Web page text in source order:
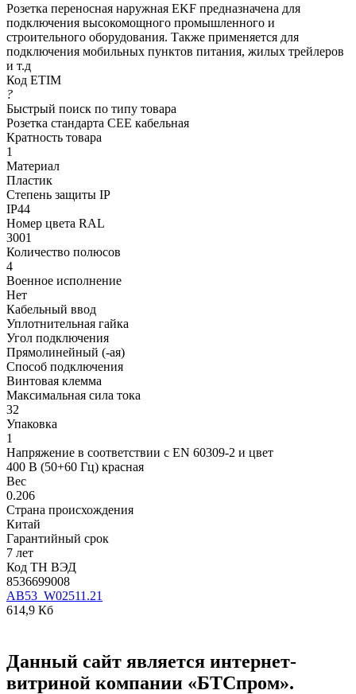
Розетка переносная наружная EKF предназначена для
подключения высокомощного промышленного и
строительного оборудования. Также применяется для
подключения мобильных пунктов питания, жилых трейлеров
и т.д
Код ETIM
?
Быстрый поиск по типу товара
Розетка стандарта СЕЕ кабельная
Кратность товара
1
Материал
Пластик
Степень защиты IP
IP44
Номер цвета RAL
3001
Количество полюсов
4
Военное исполнение
Нет
Кабельный ввод
Уплотнительная гайка
Угол подключения
Прямолинейный (-ая)
Способ подключения
Винтовая клемма
Максимальная сила тока
32
Упаковка
1
Напряжение в соответствии с EN 60309-2 и цвет
400 В (50+60 Гц) красная
Вес
0.206
Страна происхождения
Китай
Гарантийный срок
7 лет
Код ТН ВЭД
8536699008
AB53_W02511.21
614,9 Кб
Данный сайт является интернет-
витриной компании «БТСпром».